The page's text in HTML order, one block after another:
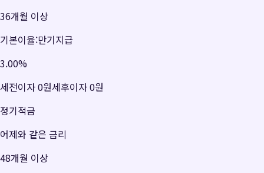
36개월 이상
기본이율:만기지급
3.00%
세전이자0원세후이자0원
정기적금
어제와 같은 금리
48개월 이상